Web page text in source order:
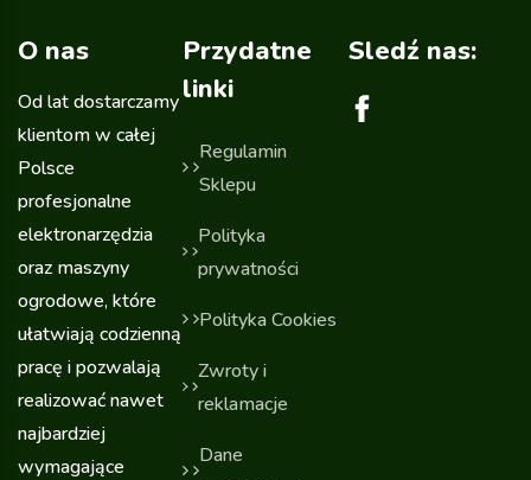
O nas
Od lat dostarczamy
klientom w całej
Polsce
profesjonalne
elektronarzędzia
oraz maszyny
ogrodowe, które
ułatwiają codzienną
pracę i pozwalają
realizować nawet
najbardziej
wymagające
Przydatne
linki
Regulamin
Sklepu
Polityka
prywatności
Polityka Cookies
Zwroty i
reklamacje
Dane
Sledź nas: